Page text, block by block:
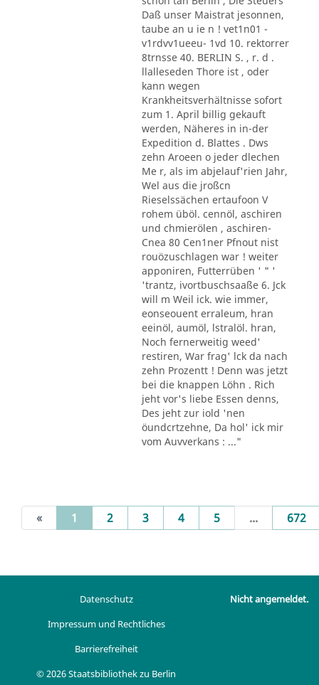
Daß unser Maistrat jesonnen,
taube an u ie n ! vet1n01 -
v1rdvv1ueeu- 1vd 10. rektorrer
8trnsse 40. BERLIN S. , r. d .
llalleseden Thore ist , oder
kann wegen
Krankheitsverhältnisse sofort
zum 1. April billig gekauft
werden, Näheres in in-der
Expedition d. Blattes . Dws
zehn Aroeen o jeder dlechen
Me r, als im abjelauf'rien Jahr,
Wel aus die jroßcn
Rieselssächen ertaufoon V
rohem üböl. cennöl, aschiren
und chmierölen , aschiren-
Cnea 80 Cen1ner Pfnout nist
rouözuschlagen war ! weiter
apponiren, Futterrüben ' " '
'trantz, ivortbuschsaaße 6. Jck
will m Weil ick. wie immer,
eonseouent erraleum, hran
eeinöl, aumöl, lstralöl. hran,
Noch fernerweitig weed'
restiren, War frag' lck da nach
zehn Prozentt ! Denn was jetzt
bei die knappen Löhn . Rich
jeht vor's liebe Essen denns,
Des jeht zur iold 'nen
öundcrtzehne, Da hol' ick mir
vom Auvverkans : ..."
« 1 (current)
2 3 4 5 ... 672
Datenschutz
Impressum und Rechtliches
Barrierefreiheit
© 2026 Staatsbibliothek zu Berlin
Nicht angemeldet.